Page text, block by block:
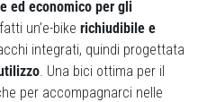
ed economico per gli
un’e-bike richiudibile e
integrati, quindi progettata
. Una bici ottima per il
per accompagnarci nelle